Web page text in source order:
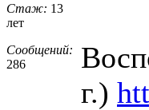
Стаж: 13
лет
Сообщений:
286
г.)